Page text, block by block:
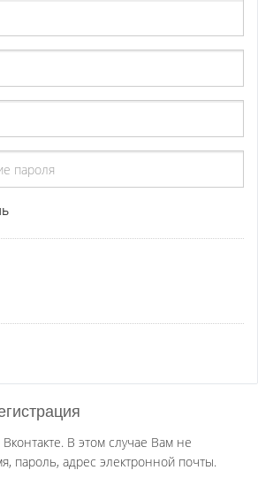
В этом случае Вам не
пароль, адрес электронной почты.